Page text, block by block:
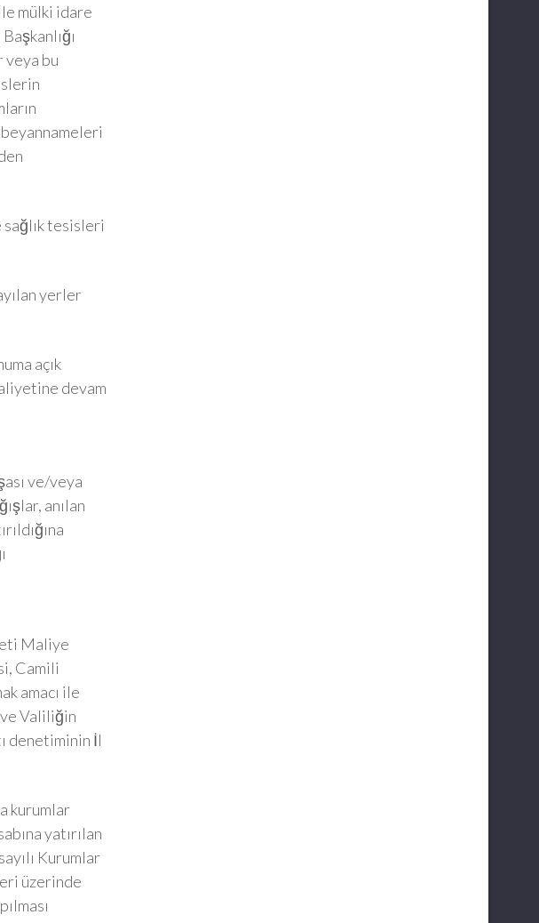
mülki idare
veya bu
tesisleri
yerler
açık
devam
ve/veya
anılan
Maliye
Camili
amacı ile
Valiliğin
denetiminin İl
kurumlar
yatırılan
Kurumlar
üzerinde